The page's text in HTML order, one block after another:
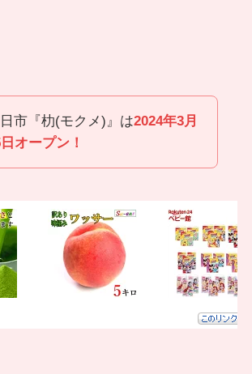
市『朸(モクメ)』は2024年3月
オープン！